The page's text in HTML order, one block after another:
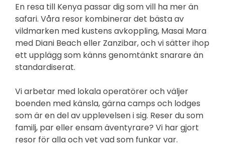
En resa till Kenya passar dig som vill ha mer än
safari. Våra resor kombinerar det bästa av
vildmarken med kustens avkoppling, Masai Mara
med Diani Beach eller Zanzibar, och vi sätter ihop
ett upplägg som känns genomtänkt snarare än
standardiserat.
Vi arbetar med lokala operatörer och väljer
boenden med känsla, gärna camps och lodges
som är en del av upplevelsen i sig. Reser du som
familj, par eller ensam äventyrare? Vi har gjort
resor för alla och vet vad som funkar var.